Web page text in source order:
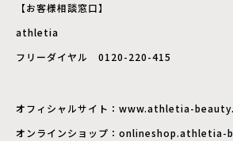
【お客様相談窓口】
athletia
フリーダイヤル 0120-220-415
オフィシャルサイト：www.athletia-
オンラインショップ：onlineshop.athletia-